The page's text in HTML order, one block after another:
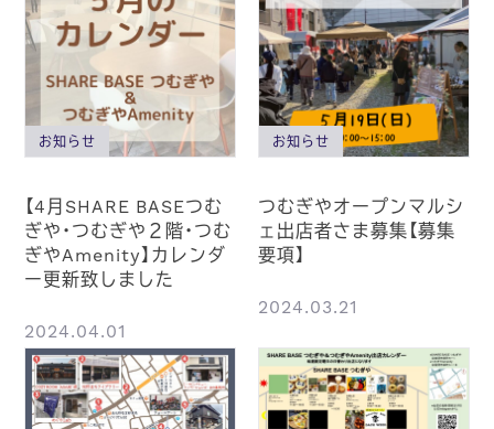
お知らせ
【4月SHARE BASEつむ
ぎや・つむぎや２階・つむ
ぎやAmenity】カレンダ
ー更新致しました
2024.04.01
お知らせ
つむぎやオープンマルシ
ェ出店者さま募集【募集
要項】
2024.03.21